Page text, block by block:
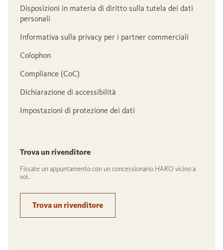
Disposizioni in materia di diritto sulla tutela dei dati
personali
Informativa sulla privacy per i partner commerciali
Colophon
Compliance (CoC)
Dichiarazione di accessibilità
Impostazioni di protezione dei dati
Trova un rivenditore
Fissate un appuntamento con un concessionario HARO vicino a
voi..
Trova un rivenditore